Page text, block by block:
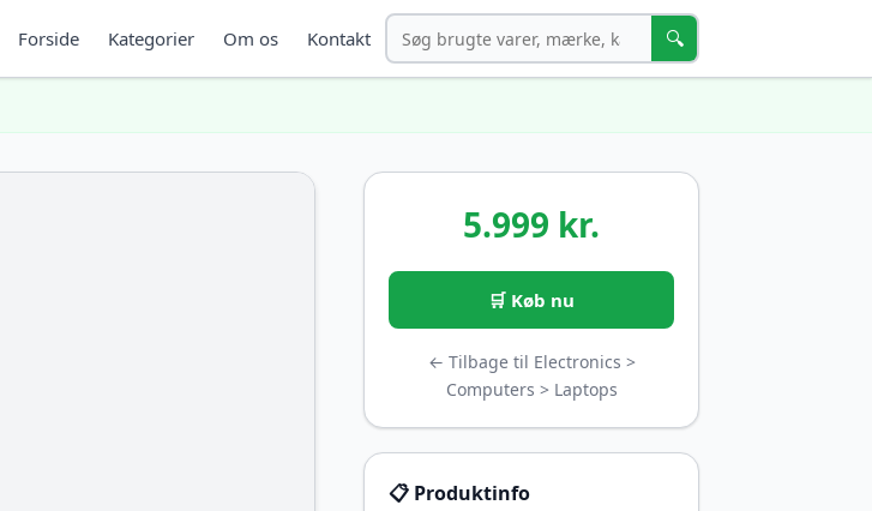
Forside Kategorier Om os Kontakt Søg 🔍
5.999 kr.
🛒 Køb nu
← Tilbage til Electronics >
Computers > Laptops
📋 Produktinfo